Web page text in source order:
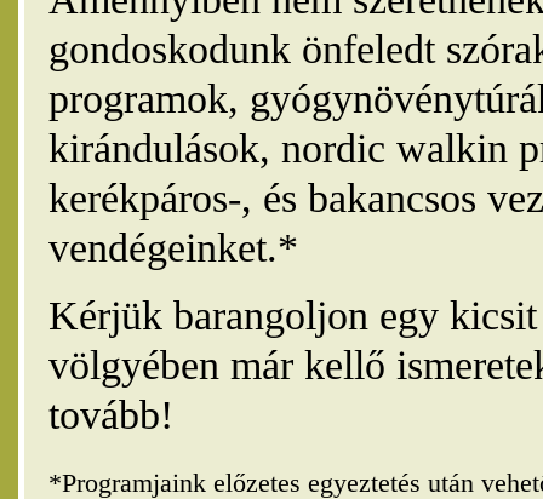
gondoskodunk önfeledt
programok,
kirándulások, nordic walkin
kerékpáros-, és bakancsos
vendégeinket.*
Kérjük barangoljon egy
völgyében már kellő
tovább!
*Programjaink előzetes egyeztetés után